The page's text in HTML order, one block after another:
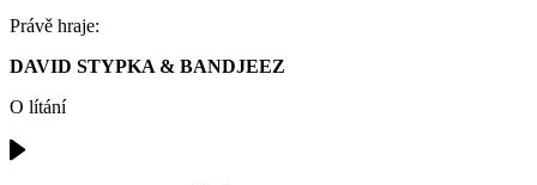
Právě hraje:
DAVID STYPKA & BANDJEEZ
O lítání